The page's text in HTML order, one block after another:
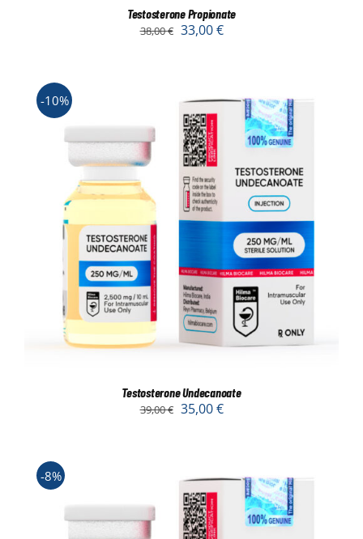
Testosterone Propionate
38,00€ 33,00€
-10%
Testosterone Undecanoate
39,00€ 35,00€
-8%